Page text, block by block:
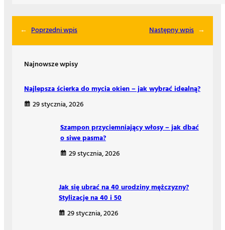
← Poprzedni wpis Następny wpis →
Najnowsze wpisy
Najlepsza ścierka do mycia okien – jak wybrać idealną?
29 stycznia, 2026
Szampon przyciemniający włosy – jak dbać
o siwe pasma?
29 stycznia, 2026
Jak się ubrać na 40 urodziny mężczyzny?
Stylizacje na 40 i 50
29 stycznia, 2026